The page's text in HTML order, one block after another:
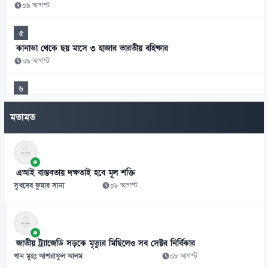
০৯ আগস্ট
৫
কানাডা থেকে ছয় মাসে ৩ হাজার ভারতীয় বহিষ্কার
০৯ আগস্ট
৬
১০ বছরের জ্বালানি পরিকল্পনা সংসদে তুলে ধরবে সরকার: প্রধানমন্ত্রী
০৯ আগস্ট
৭
সালমান শাহ হত্যা মামলায় ডন আটক
০৯ আগস্ট
এনটিআরসিএ নয়, ম্যানেজিং কমিটির হাতে যাচ্ছে শিক্ষক নিয়োগ!
০৯ আগস্ট
৯
মতামত
এআই বাস্তবতায় দক্ষতাই হবে মূল শক্তি
সুখদেব কুমার সানা ০৮ আগস্ট
জাতীয় ট্র্যাজেডি সড়কে মৃত্যুর মিছিলেও সব সেক্টর নির্বিকার
খান মুহঃ আশরাফুল আলম ০৮ আগস্ট